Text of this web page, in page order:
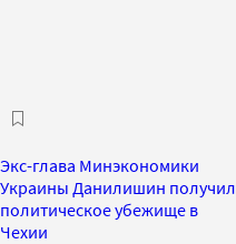
Экс-глава Минэкономики
Украины Данилишин получил
политическое убежище в
Чехии